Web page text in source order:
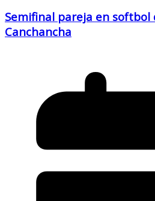
Semifinal pareja en
Canchancha